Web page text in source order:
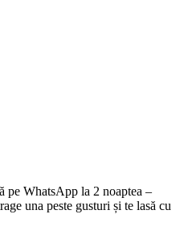
pe WhatsApp la 2 noaptea –
una peste gusturi și te lasă cu